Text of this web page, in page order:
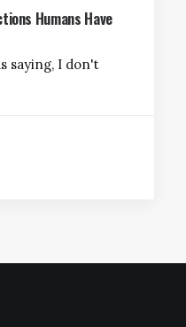
Humans Have
saying, I don't